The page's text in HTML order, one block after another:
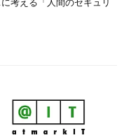
考える「人間のセキュリ